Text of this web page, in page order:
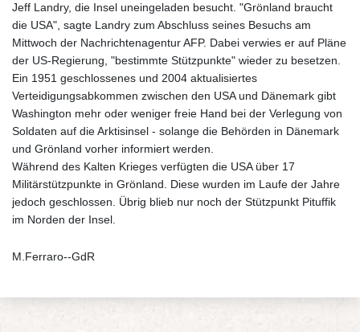
Jeff Landry, die Insel uneingeladen besucht. "Grönland braucht
die USA", sagte Landry zum Abschluss seines Besuchs am
Mittwoch der Nachrichtenagentur AFP. Dabei verwies er auf Pläne
der US-Regierung, "bestimmte Stützpunkte" wieder zu besetzen.
Ein 1951 geschlossenes und 2004 aktualisiertes
Verteidigungsabkommen zwischen den USA und Dänemark gibt
Washington mehr oder weniger freie Hand bei der Verlegung von
Soldaten auf die Arktisinsel - solange die Behörden in Dänemark
und Grönland vorher informiert werden.
Während des Kalten Krieges verfügten die USA über 17
Militärstützpunkte in Grönland. Diese wurden im Laufe der Jahre
jedoch geschlossen. Übrig blieb nur noch der Stützpunkt Pituffik
im Norden der Insel.
M.Ferraro--GdR